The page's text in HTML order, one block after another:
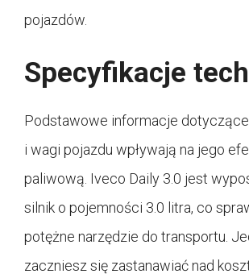
pojazdów.
Specyfikacje
Podstawowe informacje
i wagi pojazdu wpływają na jego
paliwową. Iveco Daily 3.0 jest
silnik o pojemności 3.0 litra, co
potężne narzędzie do transportu.
zaczniesz się zastanawiać nad